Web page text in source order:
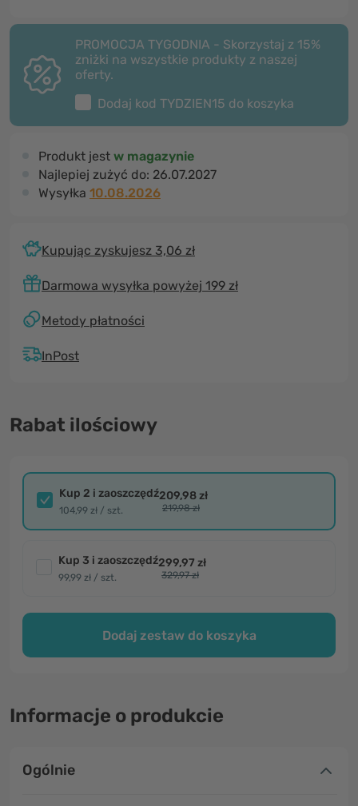
PROMOCJA TYGODNIA - Skorzystaj z 15%
zniżki na wszystkie produkty z naszej
oferty.
Dodaj kod TYDZIEN15 do koszyka
Produkt jest w magazynie
Najlepiej zużyć do: 26.07.2027
Wysyłka 10.08.2026
Kupując zyskujesz 3,06 zł
Darmowa wysyłka powyżej 199 zł
Metody płatności
InPost
Rabat ilościowy
Kup 2 i zaoszczędź
104,99 zł / szt.
209,98 zł
219,98 zł
Kup 3 i zaoszczędź
99,99 zł / szt.
299,97 zł
329,97 zł
Dodaj zestaw do koszyka
Informacje o produkcie
Ogólnie